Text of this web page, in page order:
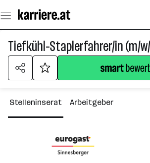
Seiteninhalt
springen
Tiefkühl-Staplerfahrer/in (m/
Stelleninserat Arbeitgeber